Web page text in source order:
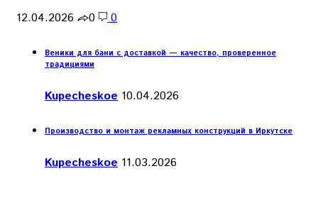
12.04.2026
0 0
Веники для бани с доставкой — качество, проверенное
традициями
Kupecheskoe 10.04.2026
Производство и монтаж рекламных конструкций в Иркутске
Kupecheskoe 11.03.2026